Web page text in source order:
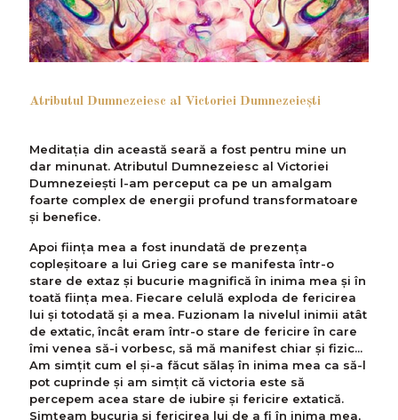
Atributul Dumnezeiesc al Victoriei Dumnezeieşti
Meditaţia din această seară a fost pentru mine un
dar minunat. Atributul Dumnezeiesc al Victoriei
Dumnezeiești l-am perceput ca pe un amalgam
foarte complex de energii profund transformatoare
şi benefice.
Apoi fiinţa mea a fost inundată de prezenţa
copleșitoare a lui Grieg care se manifesta într-o
stare de extaz şi bucurie magnifică în inima mea şi în
toată fiinţa mea. Fiecare celulă exploda de fericirea
lui şi totodată şi a mea. Fuzionam la nivelul inimii atât
de extatic, încât eram într-o stare de fericire în care
îmi venea să-i vorbesc, să mă manifest chiar şi fizic...
Am simţit cum el şi-a făcut sălaş în inima mea ca să-l
pot cuprinde şi am simţit că victoria este să
percepem acea stare de iubire şi fericire extatică.
Simţeam bucuria şi fericirea lui de a fi în inima mea,